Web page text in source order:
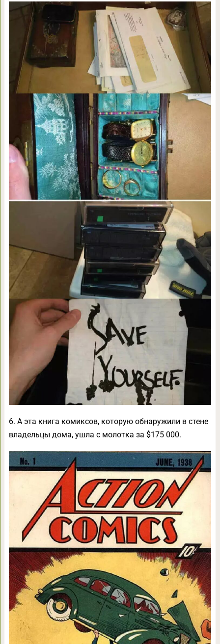
6. А эта книга комиксов, которую обнаружили в стене
владельцы дома, ушла с молотка за $175 000.